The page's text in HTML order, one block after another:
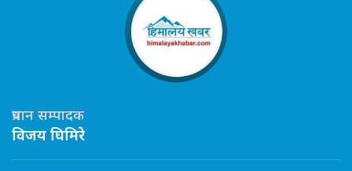
प्रधान सम्पादक
विजय घिमिरे